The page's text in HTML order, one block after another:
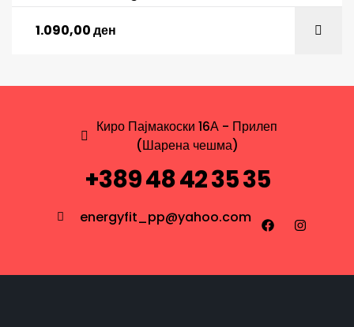
1.090,00ден
Киро Пајмакоски 16А - Прилеп
(Шарена чешма)
+389 48 42 35 35
energyfit_pp@yahoo.com